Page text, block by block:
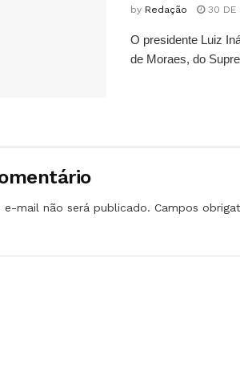
by Redação 30 DE
O presidente Luiz
de Moraes, do
e-mail não será publicado. Campos